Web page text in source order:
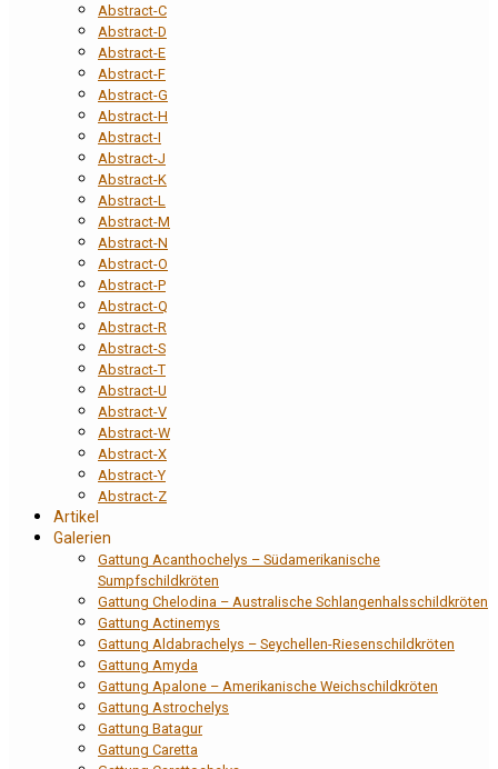
Abstract-C
Abstract-D
Abstract-E
Abstract-F
Abstract-G
Abstract-H
Abstract-I
Abstract-J
Abstract-K
Abstract-L
Abstract-M
Abstract-N
Abstract-O
Abstract-P
Abstract-Q
Abstract-R
Abstract-S
Abstract-T
Abstract-U
Abstract-V
Abstract-W
Abstract-X
Abstract-Y
Abstract-Z
Artikel
Galerien
Gattung Acanthochelys – Südamerikanische
Sumpfschildkröten
Gattung Chelodina – Australische Schlangenhalsschildkröten
Gattung Actinemys
Gattung Aldabrachelys – Seychellen-Riesenschildkröten
Gattung Amyda
Gattung Apalone – Amerikanische Weichschildkröten
Gattung Astrochelys
Gattung Batagur
Gattung Caretta